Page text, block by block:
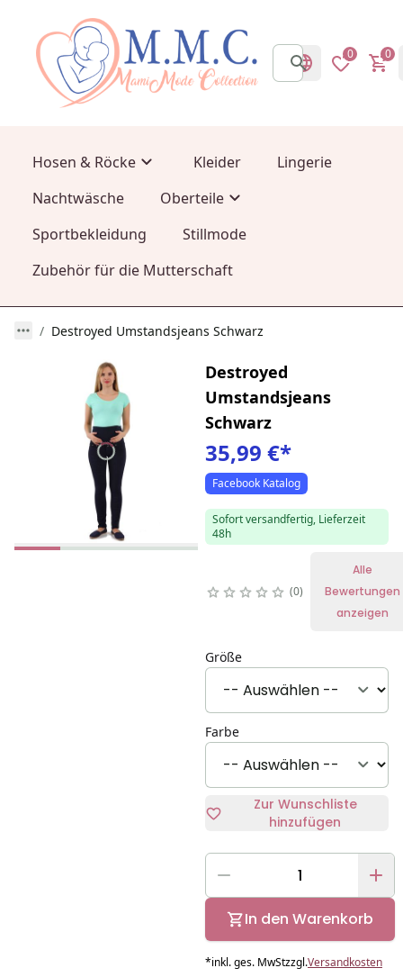
0 0
Hosen & Röcke Kleider
Lingerie
Nachtwäsche
Oberteile
Sportbekleidung
Stillmode
Zubehör für die Mutterschaft
Destroyed Umstandsjeans Schwarz
Destroyed
Umstandsjeans
Schwarz
35,99 €*
Facebook Katalog
Sofort versandfertig, Lieferzeit
48h
0
Alle
Bewertungen
anzeigen
Größe
Farbe
Zur Wunschliste
hinzufügen
In den Warenkorb
*inkl. ges. MwStzzgl.Versandkosten